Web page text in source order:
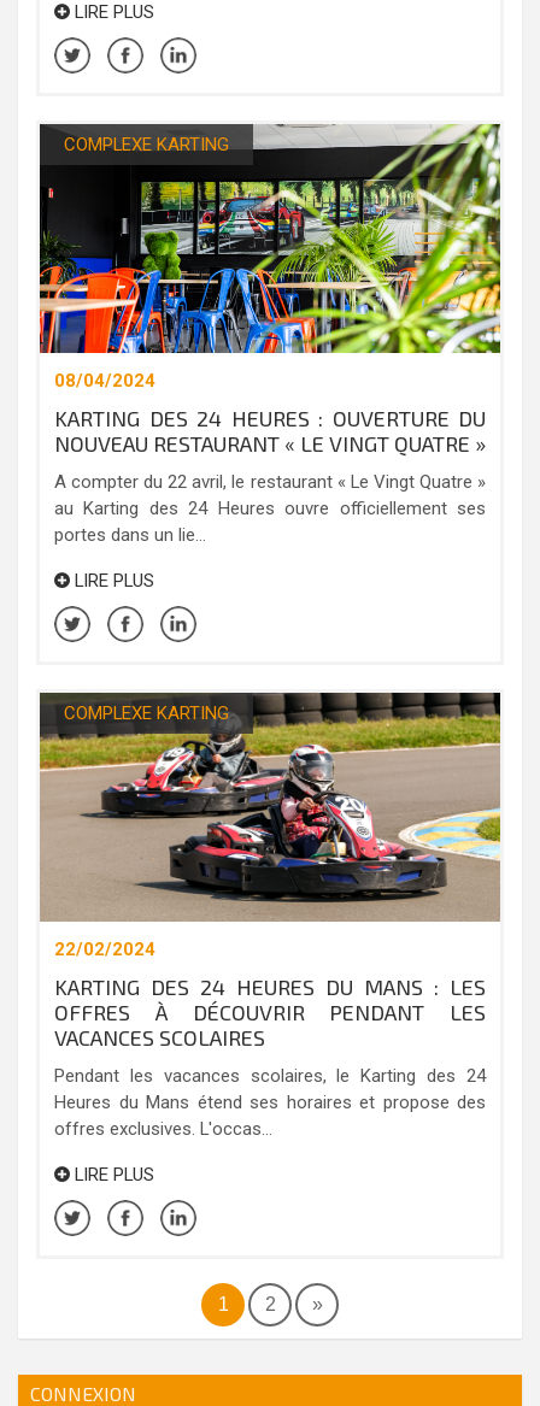
LIRE PLUS
COMPLEXE KARTING
08/04/2024
KARTING DES 24 HEURES : OUVERTURE DU
NOUVEAU RESTAURANT « LE VINGT QUATRE »
A compter du 22 avril, le restaurant « Le Vingt Quatre »
au Karting des 24 Heures ouvre officiellement ses
portes dans un lie...
LIRE PLUS
COMPLEXE KARTING
22/02/2024
KARTING DES 24 HEURES DU MANS : LES
OFFRES À DÉCOUVRIR PENDANT LES
VACANCES SCOLAIRES
Pendant les vacances scolaires, le Karting des 24
Heures du Mans étend ses horaires et propose des
offres exclusives. L'occas...
LIRE PLUS
1 2 »
CONNEXION